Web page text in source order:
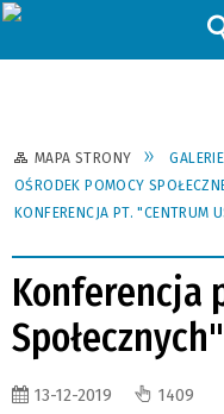
MAPA STRONY
OŚRODEK POMOCY
KONFERENCJA PT. "CENTRUM
Konferencja
Społecznych"
13-12-2019 1409